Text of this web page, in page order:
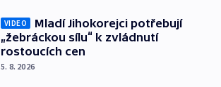
VIDEO
Mladí Jihokorejci potřebují
„žebráckou sílu“ k zvládnutí
rostoucích cen
5. 8. 2026